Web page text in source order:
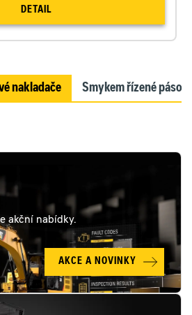
DETAIL
nakladače Smykem řízené
akční nabídky.
AKCE A NOVINKY